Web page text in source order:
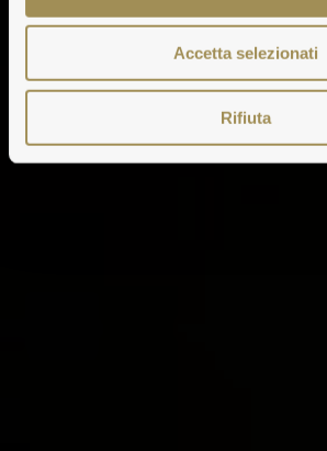
Accetta selezionati
Rifiuta